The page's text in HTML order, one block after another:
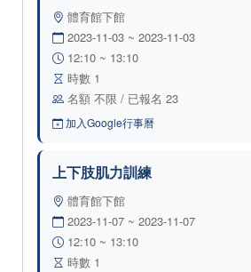
體育館下館
2023-11-03 ~ 2023-11-03
12:10 ~ 13:10
時數 1
名額 不限 / 已報名 23
加入Google行事曆
上下肢肌力訓練
體育館下館
2023-11-07 ~ 2023-11-07
12:10 ~ 13:10
時數 1